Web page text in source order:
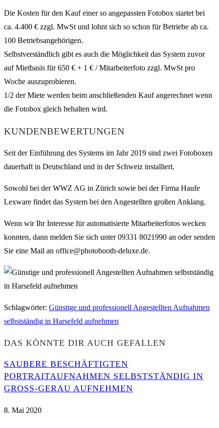
Die Kosten für den Kauf einer so angepassten Fotobox startet bei
ca. 4.400 € zzgl. MwSt und lohnt sich so schon für Betriebe ab ca.
100 Betriebsangehörigen.
Selbstverständlich gibt es auch die Möglichkeit das System zuvor
auf Mietbasis für 650 € + 1 € / Mitarbeiterfoto zzgl. MwSt pro
Woche auszuprobieren.
1/2 der Miete werden beim anschließenden Kauf angerechnet wenn
die Fotobox gleich behalten wird.
KUNDENBEWERTUNGEN
Seit der Einführung des Systems im Jahr 2019 sind zwei Fotoboxen
dauerhaft in Deutschland und in der Schweiz installiert.
Sowohl bei der WWZ AG in Zürich sowie bei der Firma Haufe
Lexware findet das System bei den Angestellten großen Anklang.
Wenn wir Ihr Interesse für automatisierte Mitarbeiterfotos wecken
konnten, dann melden Sie sich unter 09331 8021990 an oder senden
Sie eine Mail an office@photobooth-deluxe.de.
Schlagwörter: Günstige und professionell Angestellten Aufnahmen
selbstständig in Harsefeld aufnehmen
DAS KÖNNTE DIR AUCH GEFALLEN
SAUBERE BESCHÄFTIGTEN
PORTRAITAUFNAHMEN SELBSTSTÄNDIG IN
GROSS-GERAU AUFNEHMEN
8. Mai 2020